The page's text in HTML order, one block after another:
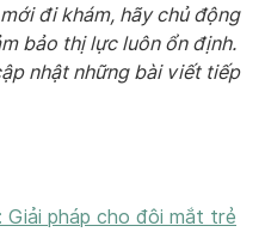
đi khám, hãy chủ động
bảo thị lực luôn ổn định.
nhật những bài viết tiếp
pháp cho đôi mắt trẻ